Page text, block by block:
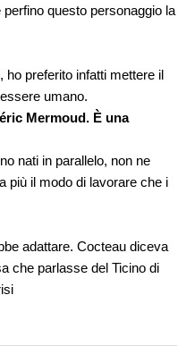
perfino questo personaggio la
ho preferito infatti mettere il
umano.
Mermoud. È una
nati in parallelo, non ne
più il modo di lavorare che i
adattare. Cocteau diceva
che parlasse del Ticino di